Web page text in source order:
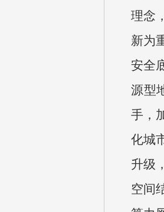
理念
新为
安全
源型
手，
化城
升级
空间